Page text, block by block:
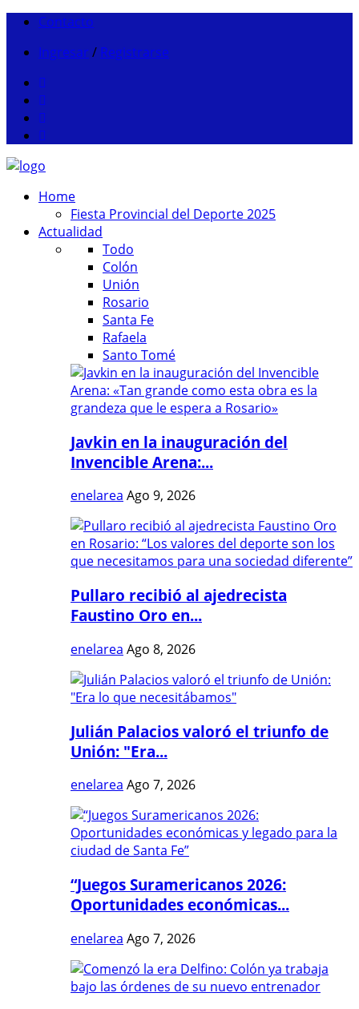
Contacto
Ingresar / Registrarse
Home
Fiesta Provincial del Deporte 2025
Actualidad
Todo
Colón
Unión
Rosario
Santa Fe
Rafaela
Santo Tomé
Javkin en la inauguración del
Invencible Arena:...
enelarea Ago 9, 2026
Pullaro recibió al ajedrecista
Faustino Oro en...
enelarea Ago 8, 2026
Julián Palacios valoró el triunfo de
Unión: "Era...
enelarea Ago 7, 2026
“Juegos Suramericanos 2026:
Oportunidades económicas...
enelarea Ago 7, 2026